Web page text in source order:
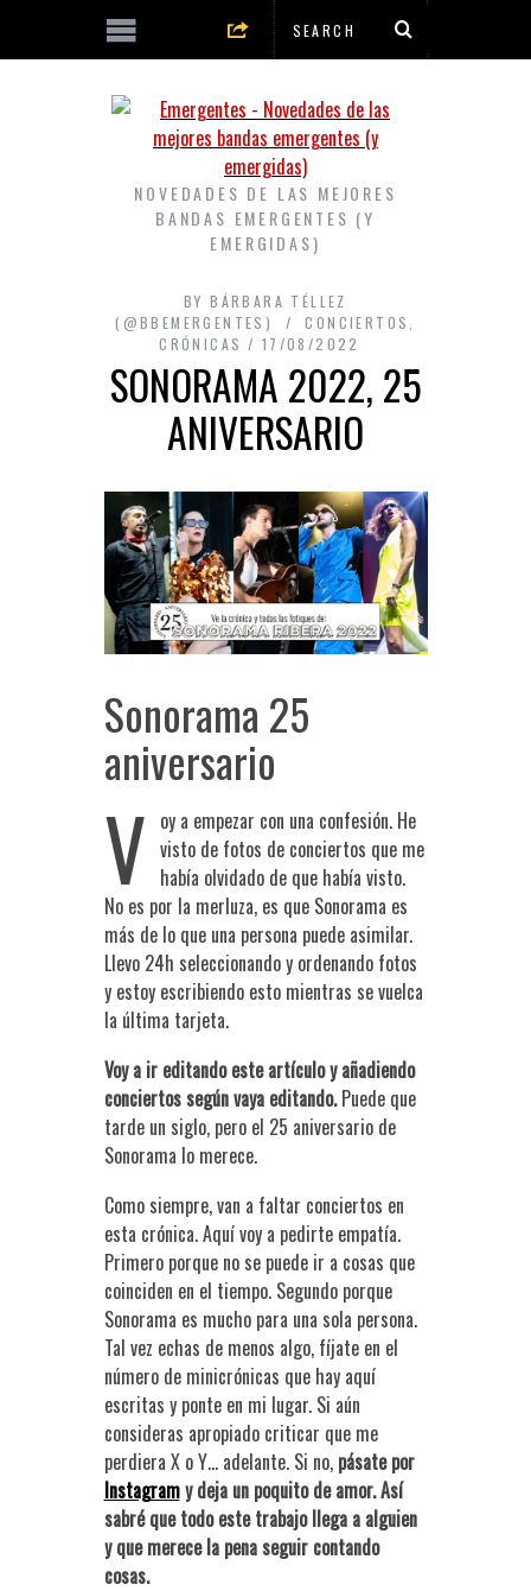
NOVEDADES DE LAS MEJORES
BANDAS EMERGENTES (Y
EMERGIDAS)
BY BÁRBARA TÉLLEZ
(@BBEMERGENTES)
CONCIERTOS
CRÓNICAS
17/08/2022
SONORAMA 2022, 25
ANIVERSARIO
Sonorama 25
aniversario
V oy a empezar con una confesión. He
visto de fotos de conciertos que me
había olvidado de que había visto.
No es por la merluza, es que Sonorama es
más de lo que una persona puede asimilar.
Llevo 24h seleccionando y ordenando fotos
y estoy escribiendo esto mientras se vuelca
la última tarjeta.
Voy a ir editando este artículo y añadiendo
conciertos según vaya editando.Puede que
tarde un siglo, pero el 25 aniversario de
Sonorama lo merece.
Como siempre, van a faltar conciertos en
esta crónica. Aquí voy a pedirte empatía.
Primero porque no se puede ir a cosas que
coinciden en el tiempo. Segundo porque
Sonorama es mucho para una sola persona.
Tal vez echas de menos algo, fíjate en el
número de minicrónicas que hay aquí
escritas y ponte en mi lugar. Si aún
consideras apropiado criticar que me
perdiera X o Y… adelante. Si no, pásate por
Instagramy deja un poquito de amor. Así
sabré que todo este trabajo llega a alguien
y que merece la pena seguir contando
cosas.